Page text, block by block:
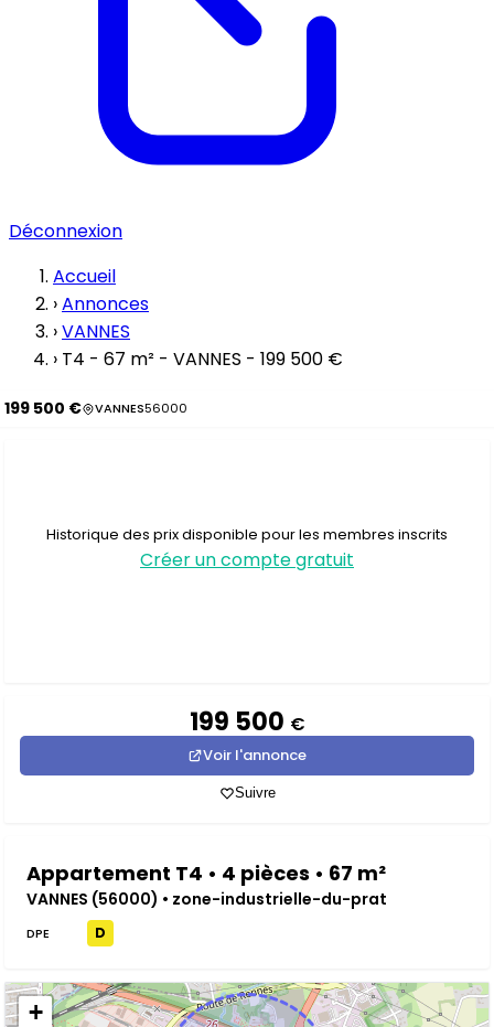
Déconnexion
Accueil
›Annonces
›VANNES
› T4 - 67 m² - VANNES - 199 500 €
199 500 € VANNES56000
Historique des prix disponible pour les membres inscrits
Créer un compte gratuit
199 500 €
Voir l'annonce
Suivre
Appartement T4 • 4 pièces • 67 m²
VANNES (56000) • zone-industrielle-du-prat
DPE D
+